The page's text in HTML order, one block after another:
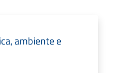
ambiente e